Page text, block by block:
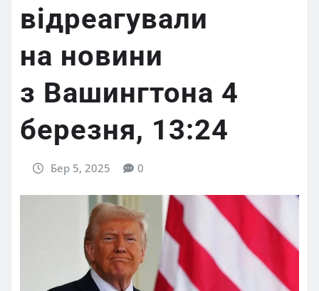
відреагували
на новини
з Вашингтона 4
березня, 13:24
Бер 5, 2025 0